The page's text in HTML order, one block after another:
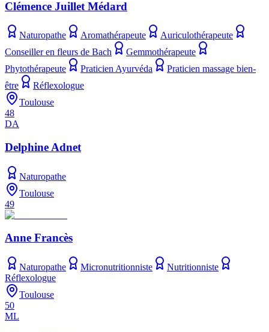
Clémence Juillet Médard
Naturopathe Aromathérapeute
Auriculothérapeute
Conseiller en fleurs de Bach
Gemmothérapeute
Phytothérapeute
Praticien Ayurvéda
Praticien massage bien-
être
Réflexologue
Toulouse
48
DA
Delphine Adnet
Naturopathe
Toulouse
49
Anne Francès
Naturopathe Micronutritionniste
Nutritionniste
Réflexologue
Toulouse
50
ML